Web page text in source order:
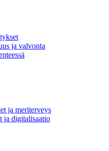
ja valvonta
ja meriterveys
ja digitalisaatio